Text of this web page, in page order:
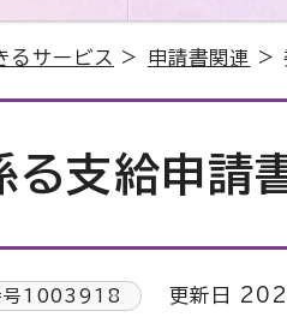
るサービス > 申請書関連 >
支給申請
1003918 更新日